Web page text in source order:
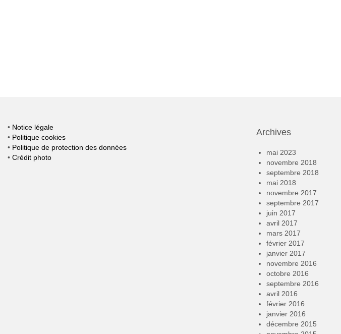
• Notice légale
• Politique cookies
• Politique de protection des données
• Crédit photo
Archives
mai 2023
novembre 2018
septembre 2018
mai 2018
novembre 2017
septembre 2017
juin 2017
avril 2017
mars 2017
février 2017
janvier 2017
novembre 2016
octobre 2016
septembre 2016
avril 2016
février 2016
janvier 2016
décembre 2015